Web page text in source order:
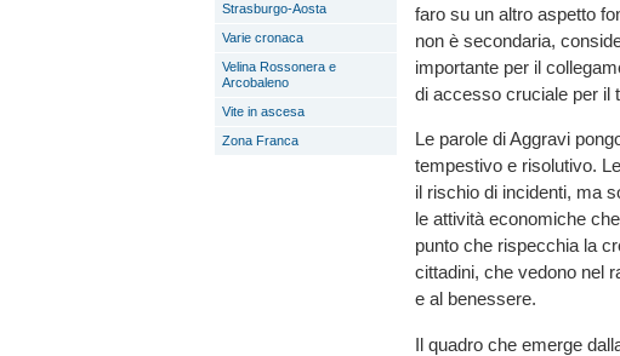
Strasburgo-Aosta
Varie cronaca
Velina Rossonera e
Arcobaleno
Vite in ascesa
Zona Franca
faro su un altro aspetto
non è secondaria,
importante per il
di accesso cruciale per il
Le parole di Aggravi
tempestivo e risolutivo.
il rischio di incidenti, ma
le attività economiche
punto che rispecchia la
cittadini, che vedono nel
e al benessere.
Il quadro che emerge